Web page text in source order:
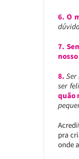
6. O
7.
8. Ser
ser
quão
pra
onde